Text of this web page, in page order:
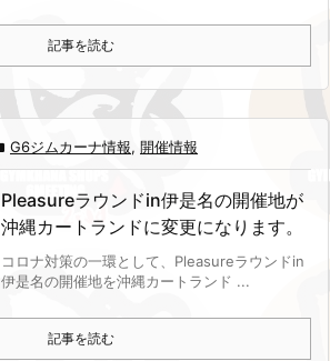
記事を読む
G6ジムカーナ情報, 開催情報
Pleasureラウンドin伊是名の開催地が
沖縄カートランドに変更になります。
コロナ対策の一環として、Pleasureラウンドin
伊是名の開催地を沖縄カートランド ...
記事を読む